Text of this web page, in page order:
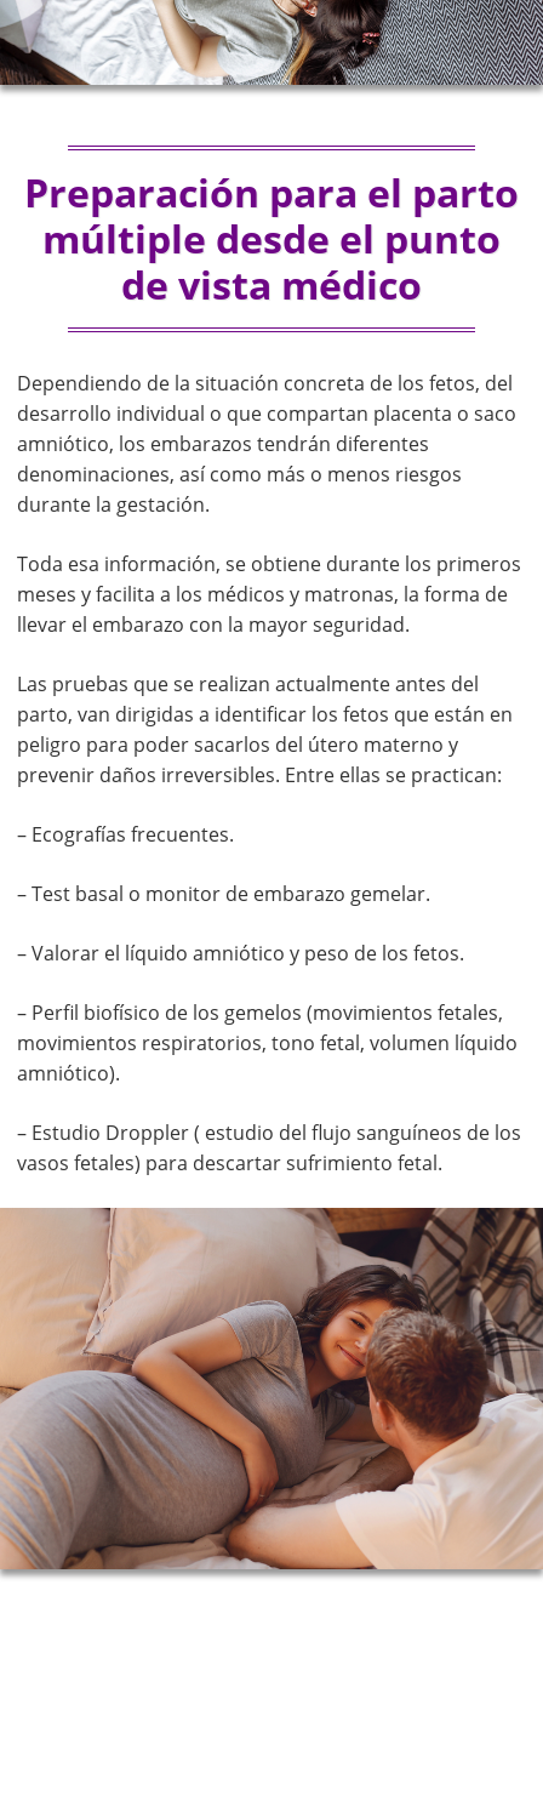
Preparación para el parto
múltiple desde el punto
de vista médico
Dependiendo de la situación concreta de los fetos, del
desarrollo individual o que compartan placenta o saco
amniótico, los embarazos tendrán diferentes
denominaciones, así como más o menos riesgos
durante la gestación.
Toda esa información, se obtiene durante los primeros
meses y facilita a los médicos y matronas, la forma de
llevar el embarazo con la mayor seguridad.
Las pruebas que se realizan actualmente antes del
parto, van dirigidas a identificar los fetos que están en
peligro para poder sacarlos del útero materno y
prevenir daños irreversibles. Entre ellas se practican:
– Ecografías frecuentes.
– Test basal o monitor de embarazo gemelar.
– Valorar el líquido amniótico y peso de los fetos.
– Perfil biofísico de los gemelos (movimientos fetales,
movimientos respiratorios, tono fetal, volumen líquido
amniótico).
– Estudio Droppler ( estudio del flujo sanguíneos de los
vasos fetales) para descartar sufrimiento fetal.